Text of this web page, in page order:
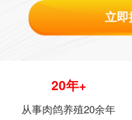
立即
20年+
从事肉鸽养殖20余年